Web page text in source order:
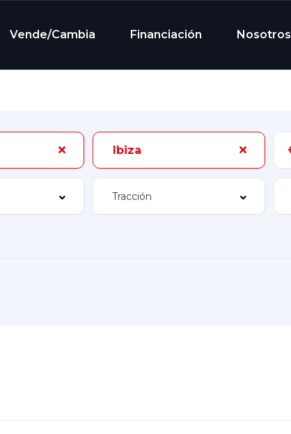
Vende/Cambia Financiación Nosotros
Ibiza